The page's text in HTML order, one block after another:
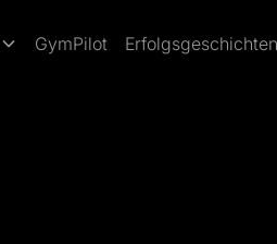
GymPilot Erfolgsgeschichten